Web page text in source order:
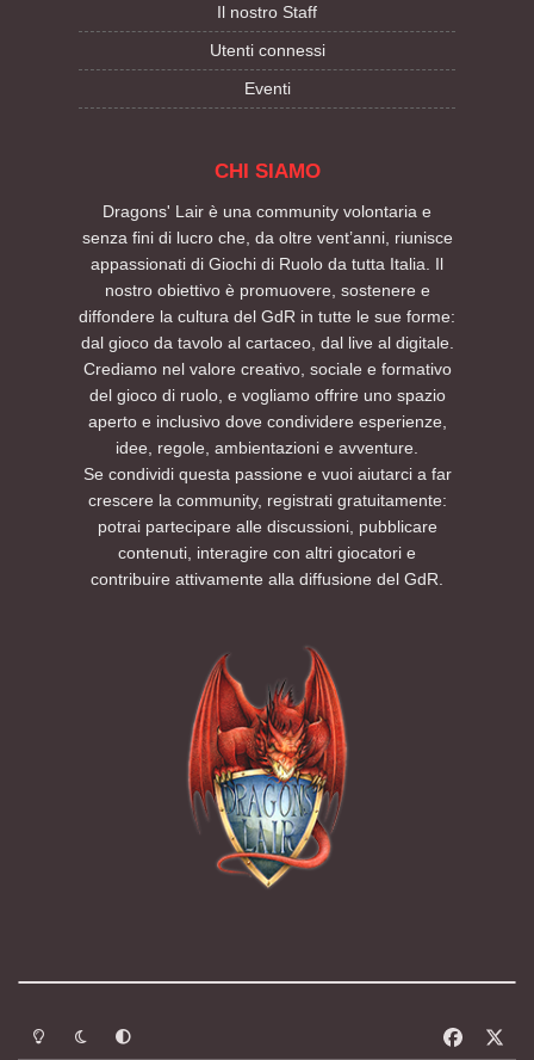
Il nostro Staff
Utenti connessi
Eventi
CHI SIAMO
Dragons' Lair è una community volontaria e
senza fini di lucro che, da oltre vent’anni, riunisce
appassionati di Giochi di Ruolo da tutta Italia. Il
nostro obiettivo è promuovere, sostenere e
diffondere la cultura del GdR in tutte le sue forme:
dal gioco da tavolo al cartaceo, dal live al digitale.
Crediamo nel valore creativo, sociale e formativo
del gioco di ruolo, e vogliamo offrire uno spazio
aperto e inclusivo dove condividere esperienze,
idee, regole, ambientazioni e avventure.
Se condividi questa passione e vuoi aiutarci a far
crescere la community, registrati gratuitamente:
potrai partecipare alle discussioni, pubblicare
contenuti, interagire con altri giocatori e
contribuire attivamente alla diffusione del GdR.
Modalità chiara
Modalità scuraSegui la preferenza del sistema